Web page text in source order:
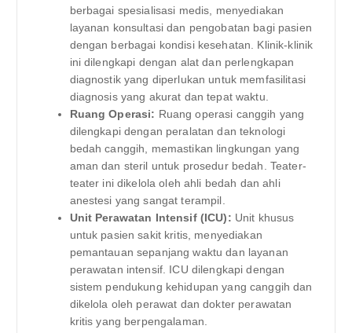
berbagai spesialisasi medis, menyediakan
layanan konsultasi dan pengobatan bagi pasien
dengan berbagai kondisi kesehatan. Klinik-klinik
ini dilengkapi dengan alat dan perlengkapan
diagnostik yang diperlukan untuk memfasilitasi
diagnosis yang akurat dan tepat waktu.
Ruang Operasi: Ruang operasi canggih yang
dilengkapi dengan peralatan dan teknologi
bedah canggih, memastikan lingkungan yang
aman dan steril untuk prosedur bedah. Teater-
teater ini dikelola oleh ahli bedah dan ahli
anestesi yang sangat terampil.
Unit Perawatan Intensif (ICU): Unit khusus
untuk pasien sakit kritis, menyediakan
pemantauan sepanjang waktu dan layanan
perawatan intensif. ICU dilengkapi dengan
sistem pendukung kehidupan yang canggih dan
dikelola oleh perawat dan dokter perawatan
kritis yang berpengalaman.